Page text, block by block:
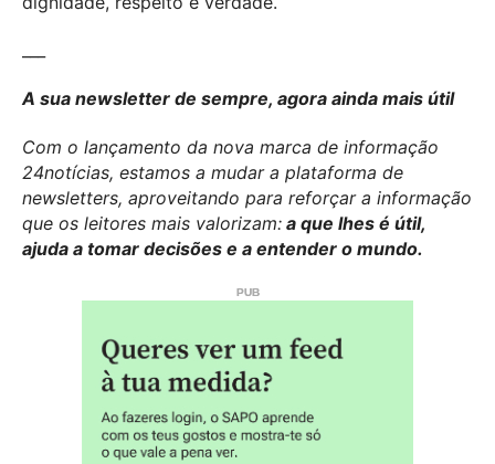
A sua newsletter de sempre, agora ainda mais útil
Com o lançamento da nova marca de informação
24notícias, estamos a mudar a plataforma de
newsletters, aproveitando para reforçar a informação
que os leitores mais valorizam: a que lhes é útil,
ajuda a tomar decisões e a entender o mundo.